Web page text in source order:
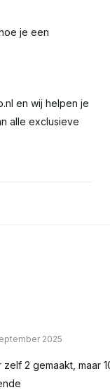
je een
en wij helpen je
alle exclusieve
2025
2 gemaakt, maar